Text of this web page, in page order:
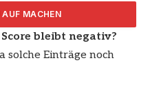
bleibt negativ?
solche Einträge noch